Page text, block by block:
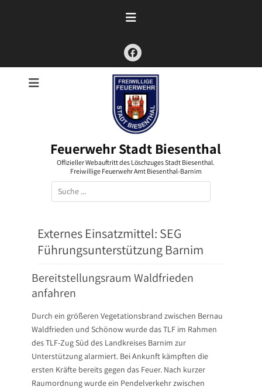
Facebook
Feuerwehr Stadt Biesenthal
Offizieller Webauftritt des Löschzuges Stadt Biesenthal.
Freiwillige Feuerwehr Amt Biesenthal-Barnim
Suchen
nach:
Externes Einsatzmittel: SEG
Führungsunterstützung Barnim
Bereitstellungsraum Waldfrieden
anfahren
Durch ein größeren Vegetationsbrand zwischen Bernau
Waldfrieden und Schönow wurde das TLF im Rahmen
des TLF-Zug Süd des Landkreises Barnim zur
Unterstützung alarmiert. Bei Ankunft kämpften die
ersten Kräfte bereits gegen das Feuer. Nach kurzer
Raumordnung wurde ein Pendelverkehr zwischen